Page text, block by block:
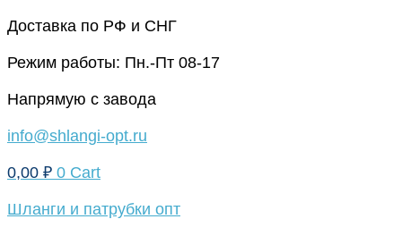
Перейти
содержимому
Доставка по РФ и СНГ
Режим работы: Пн.-Пт 08-17
Напрямую с завода
info@shlangi-opt.ru
0,00 ₽ 0 Cart
Шланги и патрубки опт